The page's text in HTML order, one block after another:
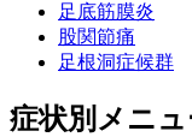
足底筋膜炎
股関節痛
足根洞症候群
症状別メニュ